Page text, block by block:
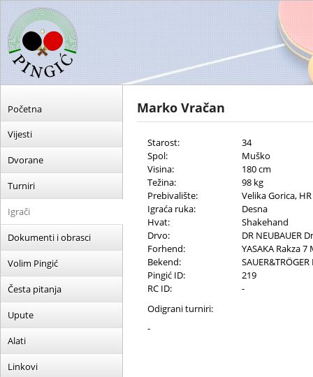
Početna
Vijesti
Dvorane
Turniri
Igrači
Dokumenti i obrasci
Volim Pingić
Česta pitanja
Upute
Alati
Linkovi
Marko Vračan
Starost:
34
Spol:
Muško
Visina:
180 cm
Težina:
98 kg
Prebivalište:
Velika Gorica, HR
Igraća ruka:
Desna
Hvat:
Shakehand
Drvo:
DR NEUBAUER
Forhend:
YASAKA Rakza 7
Bekend:
Pingić ID:
219
RC ID:
-
Odigrani turniri:
-